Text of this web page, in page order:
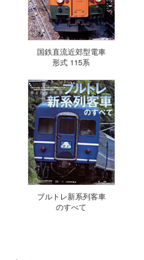
国鉄直流近郊型電車
形式 115系
ブルトレ新系列客車
のすべて